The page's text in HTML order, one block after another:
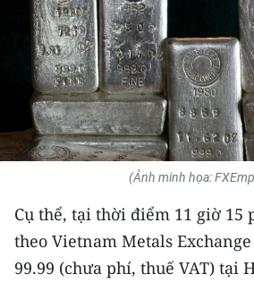
THỂ THAO
GIÁO DỤC
Y TẾ
KHOA HỌC - CÔNG NGHỆ
BẠN ĐỌC
KIỂM CHỨNG THÔNG TIN
(Ảnh minh họa:
Cụ thể, tại thời điểm 11 giờ 15
theo Vietnam Metals
99.99 (chưa phí, thuế VAT) tại